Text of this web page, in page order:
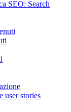
SEO: Search
user stories